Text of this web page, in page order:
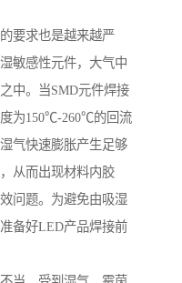
要求也是越来越严
敏感性元件，大气中
中。当SMD元件焊接
为150℃-260℃的回流
气快速膨胀产生足够
从而出现材料内胶
问题。为避免由吸湿
备好LED产品焊接前